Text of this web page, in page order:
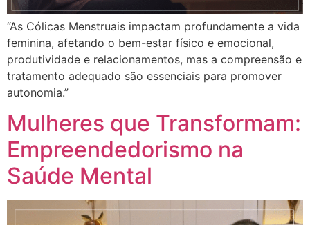
“As Cólicas Menstruais impactam profundamente a vida
feminina, afetando o bem-estar físico e emocional,
produtividade e relacionamentos, mas a compreensão e
tratamento adequado são essenciais para promover
autonomia.”
Mulheres que Transformam:
Empreendedorismo na
Saúde Mental